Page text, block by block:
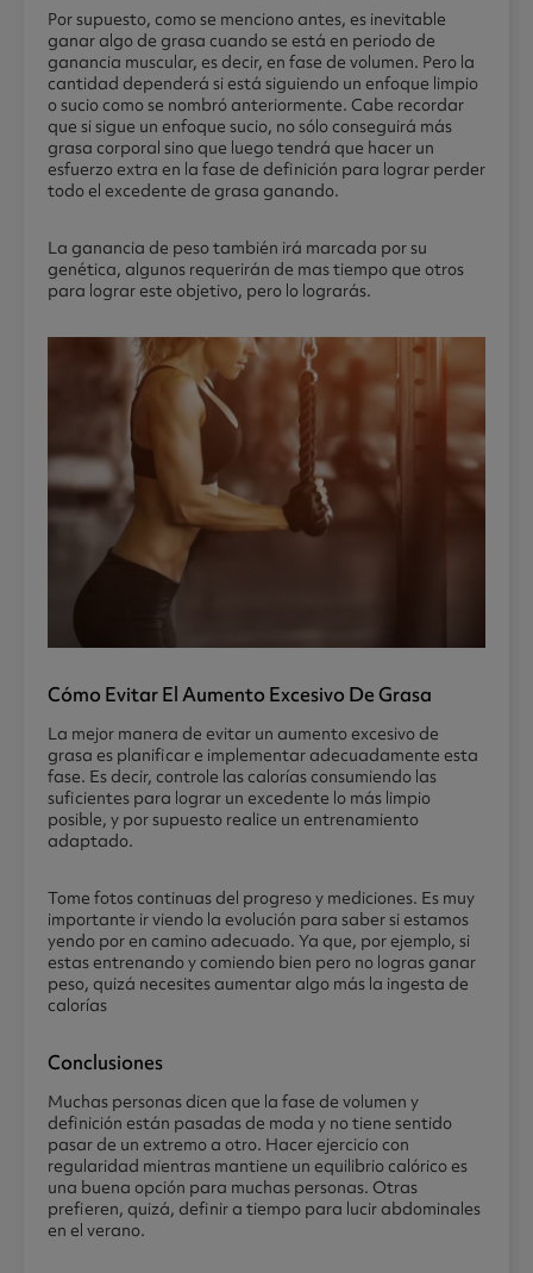
Por supuesto, como se menciono antes, es inevitable
ganar algo de grasa cuando se está en periodo de
ganancia muscular, es decir, en fase de volumen. Pero la
cantidad dependerá si está siguiendo un enfoque limpio
o sucio como se nombró anteriormente. Cabe recordar
que si sigue un enfoque sucio, no sólo conseguirá más
grasa corporal sino que luego tendrá que hacer un
esfuerzo extra en la fase de definición para lograr perder
todo el excedente de grasa ganando.
La ganancia de peso también irá marcada por su
genética, algunos requerirán de mas tiempo que otros
para lograr este objetivo, pero lo lograrás.
Cómo Evitar El Aumento Excesivo De Grasa
La mejor manera de evitar un aumento excesivo de
grasa es planificar e implementar adecuadamente esta
fase. Es decir, controle las calorías consumiendo las
suficientes para lograr un excedente lo más limpio
posible, y por supuesto realice un entrenamiento
adaptado.
Tome fotos continuas del progreso y mediciones. Es muy
importante ir viendo la evolución para saber si estamos
yendo por en camino adecuado. Ya que, por ejemplo, si
estas entrenando y comiendo bien pero no logras ganar
peso, quizá necesites aumentar algo más la ingesta de
calorías
Conclusiones
Muchas personas dicen que la fase de volumen y
definición están pasadas de moda y no tiene sentido
pasar de un extremo a otro. Hacer ejercicio con
regularidad mientras mantiene un equilibrio calórico es
una buena opción para muchas personas. Otras
prefieren, quizá, definir a tiempo para lucir abdominales
en el verano.